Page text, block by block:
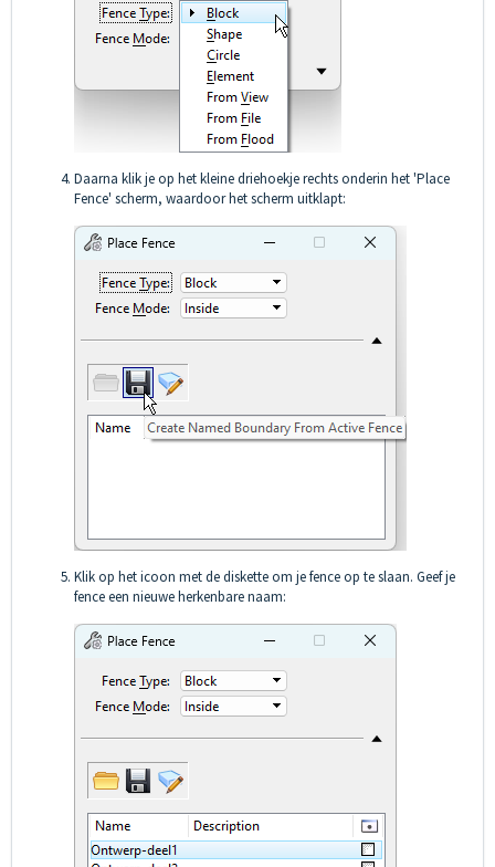
Daarna klik je op het kleine driehoekje rechts onderin het 'Place
Fence' scherm, waardoor het scherm uitklapt:
Klik op het icoon met de diskette om je fence op te slaan. Geef je
fence een nieuwe herkenbare naam: